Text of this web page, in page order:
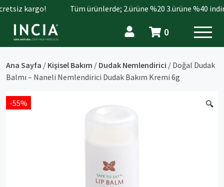
kargo! Tüm ürünlerde; 2.ürüne %20 3.ürüne %40
0
Ana Sayfa / Kişisel Bakım / Dudak Nemlendirici / Doğal Dudak
Balmı – Naneli Nemlendirici Dudak Bakım Kremi 6g
-55% 🔍